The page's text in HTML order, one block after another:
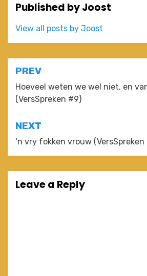
Published byJoost
View all posts by Joost
Post
navigation
PREV
Hoeveel weten we wel niet, en
(VersSpreken #9)
NEXT
‘n vry fokken vrouw (VersSpreken
Leave a Reply